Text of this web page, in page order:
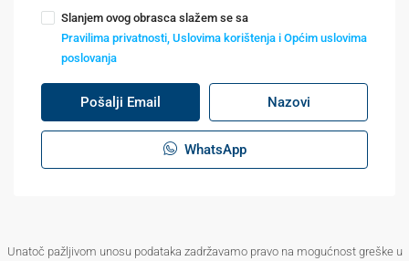
Slanjem ovog obrasca slažem se sa
Pravilima privatnosti, Uslovima korištenja i Općim uslovima
poslovanja
Pošalji Email Nazovi
WhatsApp
Unatoč pažljivom unosu podataka zadržavamo pravo na mogućnost greške u